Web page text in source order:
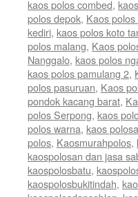
kaos polos combed,
polos depok, Kaos
kediri, kaos polos koto
polos malang, Kaos
Nanggalo, kaos polos
kaos polos pamulang 2,
polos pasuruan, Kaos
pondok kacang barat,
polos Serpong, kaos
polos warna, kaos
polos, Kaosmurahpolos,
kaospolosan dan jasa
kaospolosbatu,
kaospolosbukitindah,